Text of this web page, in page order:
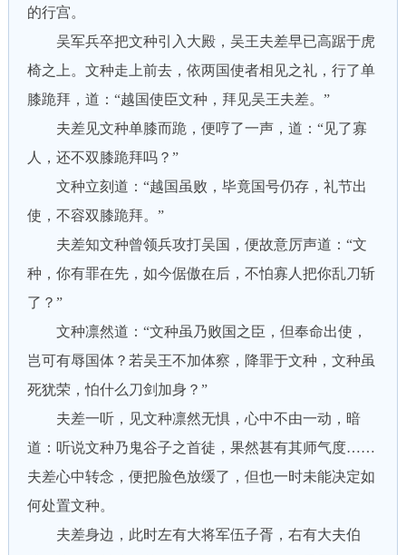
的行宫。
吴军兵卒把文种引入大殿，吴王夫差早已高踞于虎
椅之上。文种走上前去，依两国使者相见之礼，行了单
膝跪拜，道：“越国使臣文种，拜见吴王夫差。”
夫差见文种单膝而跪，便哼了一声，道：“见了寡
人，还不双膝跪拜吗？”
文种立刻道：“越国虽败，毕竟国号仍存，礼节出
使，不容双膝跪拜。”
夫差知文种曾领兵攻打吴国，便故意厉声道：“文
种，你有罪在先，如今倨傲在后，不怕寡人把你乱刀斩
了？”
文种凛然道：“文种虽乃败国之臣，但奉命出使，
岂可有辱国体？若吴王不加体察，降罪于文种，文种虽
死犹荣，怕什么刀剑加身？”
夫差一听，见文种凛然无惧，心中不由一动，暗
道：听说文种乃鬼谷子之首徒，果然甚有其师气度……
夫差心中转念，便把脸色放缓了，但也一时未能决定如
何处置文种。
夫差身边，此时左有大将军伍子胥，右有大夫伯